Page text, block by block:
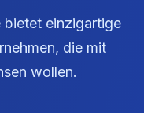
bietet einzigartige
die mit
wollen.